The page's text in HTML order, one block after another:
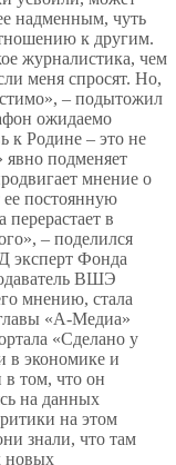
надменным, чуть
к другим.
журналистика, чем
меня спросят. Но,
– подытожил
ожидаемо
к Родине – это не
явно подменяет
мнение о
ее постоянную
в
– поделился
эксперт Фонда
ВШЭ
мнению, стала
«А-Медиа»
«Сделано у
в экономике и
том, что он
на данных
на этом
знали, что там
новых